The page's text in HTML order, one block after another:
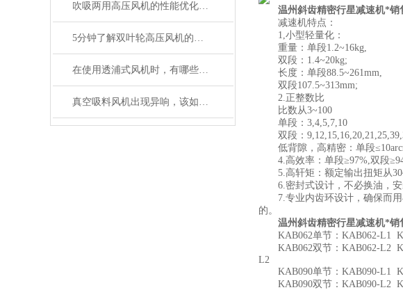
吹吸两用高压风机的性能优化与维护技巧
5分钟了解双叶轮高压风机的安装注意事项
在使用透浦式风机时，有哪些注意事项
真空吸料风机出现异响，该如何判断
温州斜齿精密行星减速机*销
减速机特点：
1,小型轻量化：
重量：单段1.2~16kg,
双段：1.4~20kg;
长度：单段88.5~261mm,
双段107.5~313mm;
2.正整数比
比数从3~100
单段：3,4,5,7,10
双段：
低背隙，高精密：单段
4.高效率：单段≥97%,双段
5.高轩矩：额定输出扭矩从
6.密封式设计，不必换油，安
7.专业内齿环设计，确保而用
的。
温州斜齿精密行星减速机*销
KAB062单节：KAB062-L1
KAB062双节：KAB062-L2
L2
KAB090单节：KAB090-L1
KAB090双节：KAB090-L2